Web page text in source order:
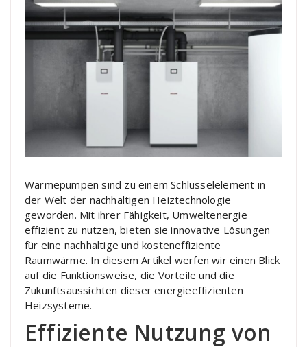
Wärmepumpen sind zu einem Schlüsselelement in
der Welt der nachhaltigen Heiztechnologie
geworden. Mit ihrer Fähigkeit, Umweltenergie
effizient zu nutzen, bieten sie innovative Lösungen
für eine nachhaltige und kosteneffiziente
Raumwärme. In diesem Artikel werfen wir einen Blick
auf die Funktionsweise, die Vorteile und die
Zukunftsaussichten dieser energieeffizienten
Heizsysteme.
Effiziente Nutzung von